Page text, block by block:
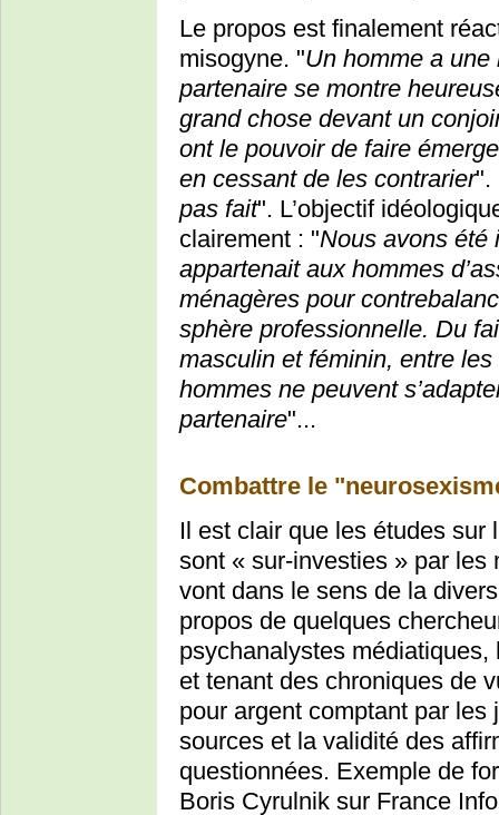
Le propos est finalement
misogyne. "Un homme a
partenaire se montre
grand chose devant un
ont le pouvoir de faire
en cessant de les contrarier".
pas fait". L’objectif
clairement : "Nous avons été
appartenait aux hommes
ménagères pour
sphère professionnelle. Du
masculin et féminin, entre
hommes ne peuvent
partenaire"...
Combattre le
Il est clair que les études sur
sont « sur-investies » par les
vont dans le sens de la
propos de quelques
psychanalystes
et tenant des chroniques de
pour argent comptant par
sources et la validité des
questionnées. Exemple de
Boris Cyrulnik sur France